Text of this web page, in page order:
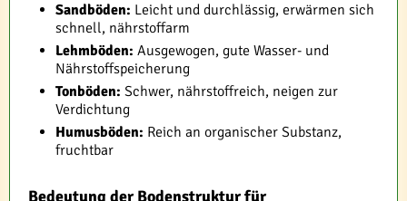
Sandböden: Leicht und durchlässig, erwärmen sich
schnell, nährstoffarm
Lehmböden: Ausgewogen, gute Wasser- und
Nährstoffspeicherung
Tonböden: Schwer, nährstoffreich, neigen zur
Verdichtung
Humusböden: Reich an organischer Substanz,
fruchtbar
Bedeutung der Bodenstruktur für